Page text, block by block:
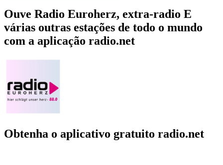
Ouve Radio Euroherz, extra-radio E
várias outras estações de todo o mundo
com a aplicação radio.net
Obtenha o aplicativo gratuito radio.net